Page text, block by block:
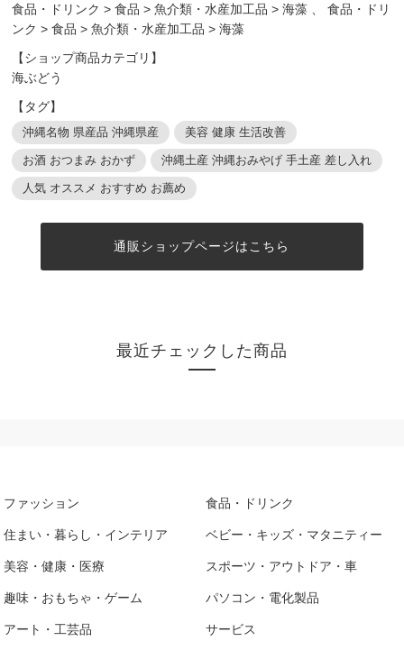
食品・ドリンク >食品 >魚介類・水産加工品 >海藻 、食品・ドリ
ンク >食品 >魚介類・水産加工品 >海藻
【ショップ商品カテゴリ】
海ぶどう
【タグ】
沖縄名物 県産品 沖縄県産 美容 健康 生活改善
お酒 おつまみ おかず 沖縄土産 沖縄おみやげ 手土産 差し入れ
人気 オススメ おすすめ お薦め
通販ショップページはこちら
最近チェックした商品
ファッション 食品・ドリンク
住まい・暮らし・インテリア ベビー・キッズ・マタニティー
美容・健康・医療 スポーツ・アウトドア・車
趣味・おもちゃ・ゲーム パソコン・電化製品
アート・工芸品 サービス